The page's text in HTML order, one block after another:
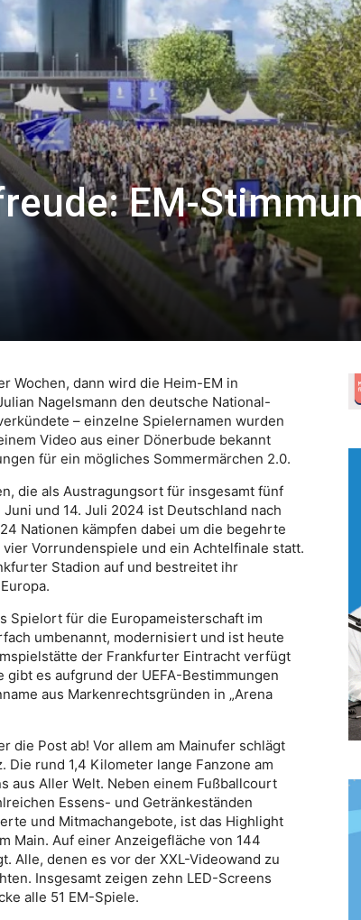
EM-
Wochen, dann wird die Heim-EM in
Nagelsmann den deutsche National-
– einzelne Spielernamen wurden
Video aus einer Dönerbude bekannt
für ein mögliches Sommermärchen 2.0.
die als Austragungsort für insgesamt fünf
und 14. Juli 2024 ist Deutschland nach
Nationen kämpfen dabei um die begehrte
Vorrundenspiele und ein Achtelfinale statt.
Stadion auf und bestreitet ihr
Spielort für die Europameisterschaft im
umbenannt, modernisiert und ist heute
der Frankfurter Eintracht verfügt
es aufgrund der UEFA-Bestimmungen
aus Markenrechtsgründen in „Arena
die Post ab! Vor allem am Mainufer schlägt
rund 1,4 Kilometer lange Fanzone am
aus Aller Welt. Neben einem Fußballcourt
Essens- und Getränkeständen
und Mitmachangebote, ist das Highlight
Main. Auf einer Anzeigefläche von 144
Alle, denen es vor der XXL-Videowand zu
Insgesamt zeigen zehn LED-Screens
alle 51 EM-Spiele.